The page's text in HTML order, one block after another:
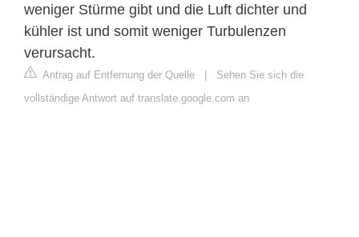
weniger Stürme gibt und die Luft dichter und
kühler ist und somit weniger Turbulenzen
verursacht.
Antrag auf Entfernung der Quelle | Sehen Sie sich die
vollständige Antwort auf translate.google.com an